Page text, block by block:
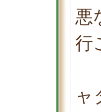
悪
行
ャ